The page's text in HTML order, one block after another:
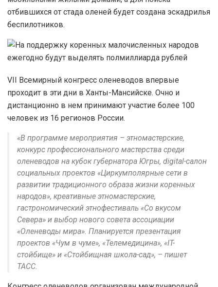
отбившихся от стада оленей будет создана эскадрилья
беспилотников.
VII Всемирный конгресс оленеводов впервые
проходит в эти дни в Ханты-Мансийске. Очно и
дистанционно в нем принимают участие более 100
человек из 16 регионов России.
«В программе мероприятия – этномастерские,
конкурс профессионального мастерства среди
оленеводов на кубок губернатора Югры, digital-салон
социальных проектов «Циркумполярные сети в
развитии традиционного образа жизни коренных
народов», креативные этномастерские,
гастрономический этнофестиваль «Со вкусом
Севера» и выбор нового совета ассоциации
«Оленеводы мира». Планируется презентация
проектов «Чум в чуме», «Телемедицина», «IT-
стойбище» и «Стойбищная школа-сад», – пишет
ТАСС.